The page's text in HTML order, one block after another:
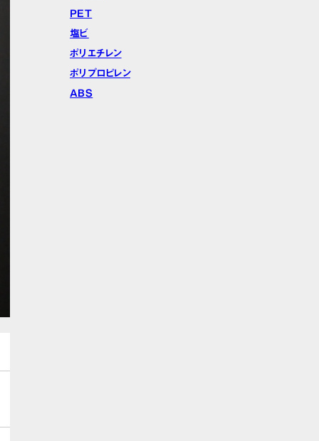
PET
塩ビ
ポリエチレン
ポリプロピレン
ABS